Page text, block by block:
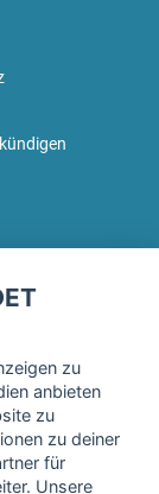
regelmäßig
in der
GmbH
zu
anbieten
zu
zu deiner
für
Unsere